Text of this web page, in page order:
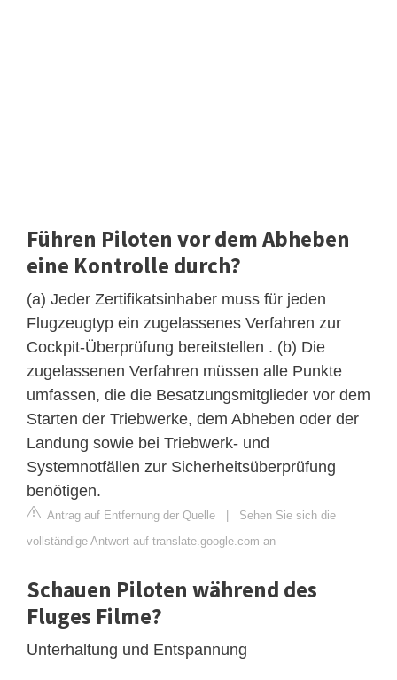
Führen Piloten vor dem Abheben
eine Kontrolle durch?
(a) Jeder Zertifikatsinhaber muss für jeden
Flugzeugtyp ein zugelassenes Verfahren zur
Cockpit-Überprüfung bereitstellen . (b) Die
zugelassenen Verfahren müssen alle Punkte
umfassen, die die Besatzungsmitglieder vor dem
Starten der Triebwerke, dem Abheben oder der
Landung sowie bei Triebwerk- und
Systemnotfällen zur Sicherheitsüberprüfung
benötigen.
Antrag auf Entfernung der Quelle | Sehen Sie sich die
vollständige Antwort auf translate.google.com an
Schauen Piloten während des
Fluges Filme?
Unterhaltung und Entspannung